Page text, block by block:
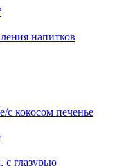
напитков
с кокосом печенье
с глазурью